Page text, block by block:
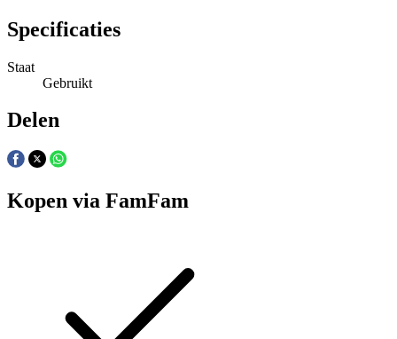
Specificaties
Staat
Gebruikt
Delen
Kopen via FamFam